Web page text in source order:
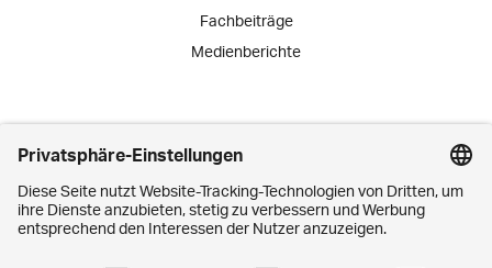
Fachbeiträge
Medienberichte
Engagement
Praktika
Schnuppertage